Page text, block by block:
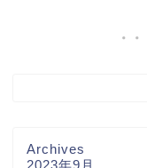
Archives
2023年9月